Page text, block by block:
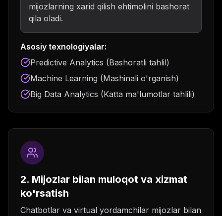
mijozlarning xarid qilish ehtimolini bashorat
qila oladi.
Asosiy texnologiyalar:
Predictive Analytics (Bashoratli tahlil)
Machine Learning (Mashinali o'rganish)
Big Data Analytics (Katta ma'lumotlar tahlili)
2. Mijozlar bilan muloqot va xizmat
ko'rsatish
Chatbotlar va virtual yordamchilar mijozlar bilan